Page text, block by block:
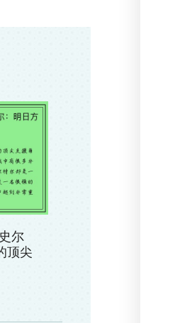
尔
顶尖